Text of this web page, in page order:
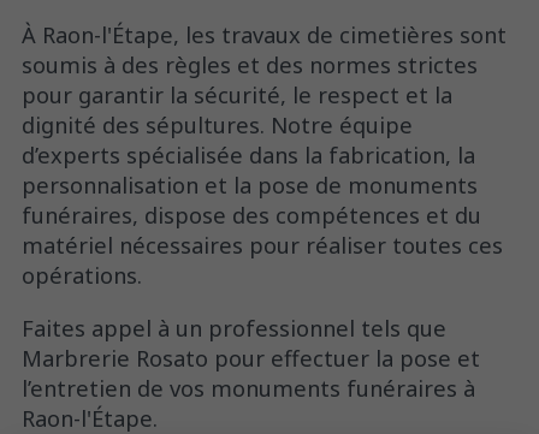
À Raon-l'Étape, les travaux de cimetières sont
soumis à des règles et des normes strictes
pour garantir la sécurité, le respect et la
dignité des sépultures. Notre équipe
d’experts spécialisée dans la fabrication, la
personnalisation et la pose de monuments
funéraires, dispose des compétences et du
matériel nécessaires pour réaliser toutes ces
opérations.
Faites appel à un professionnel tels que
Marbrerie Rosato pour effectuer la pose et
l’entretien de vos monuments funéraires à
Raon-l'Étape.